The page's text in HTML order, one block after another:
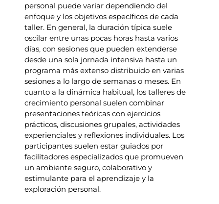
personal puede variar dependiendo del
enfoque y los objetivos específicos de cada
taller. En general, la duración típica suele
oscilar entre unas pocas horas hasta varios
días, con sesiones que pueden extenderse
desde una sola jornada intensiva hasta un
programa más extenso distribuido en varias
sesiones a lo largo de semanas o meses. En
cuanto a la dinámica habitual, los talleres de
crecimiento personal suelen combinar
presentaciones teóricas con ejercicios
prácticos, discusiones grupales, actividades
experienciales y reflexiones individuales. Los
participantes suelen estar guiados por
facilitadores especializados que promueven
un ambiente seguro, colaborativo y
estimulante para el aprendizaje y la
exploración personal.